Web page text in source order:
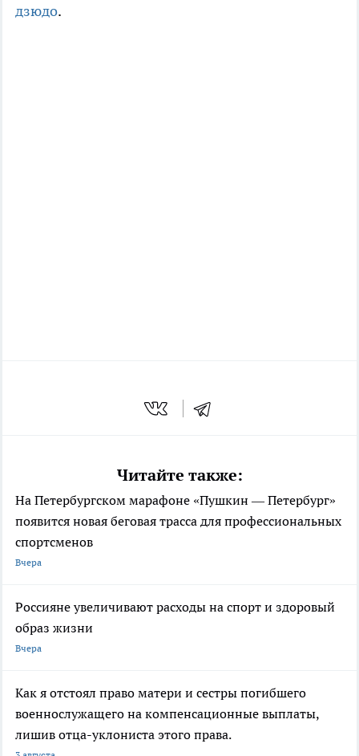
дзюдо.
Читайте также:
На Петербургском марафоне «Пушкин — Петербург»
появится новая беговая трасса для профессиональных
спортсменов
Вчера
Россияне увеличивают расходы на спорт и здоровый
образ жизни
Вчера
Как я отстоял право матери и сестры погибшего
военнослужащего на компенсационные выплаты,
лишив отца-уклониста этого права.